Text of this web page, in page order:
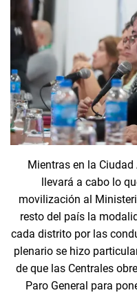
Mientras en la
llevará a cabo lo
movilización al
resto del país la
cada distrito por las
plenario se hizo
de que las Centrales
Paro General para